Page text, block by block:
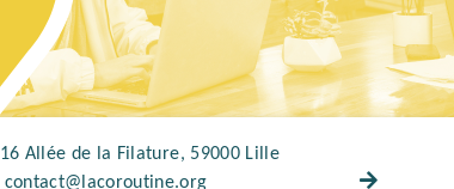
16 Allée de la Filature, 59000 Lille
contact@lacoroutine.org